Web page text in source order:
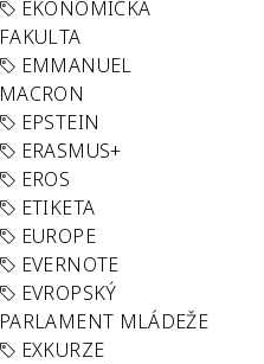
EKONOMICKÁ
FAKULTA
EMMANUEL
MACRON
EPSTEIN
ERASMUS+
EROS
ETIKETA
EUROPE
EVERNOTE
EVROPSKÝ
PARLAMENT MLÁDEŽE
EXKURZE